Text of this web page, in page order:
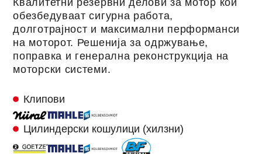
обезбедуваат сигурна работа,
долготрајност и максимални перформанси
на моторот. Решенија за одржување,
поправка и генерална реконструкција на
моторски системи.
Клипови
Цилиндерски кошулици (хилзни)